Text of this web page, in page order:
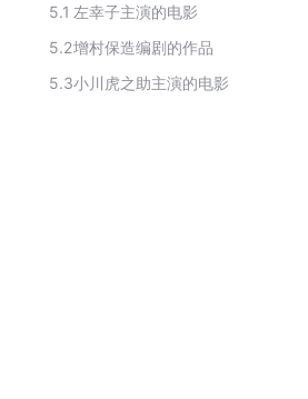
5.1 左幸子主演的电影
5.2增村保造编剧的作品
5.3小川虎之助主演的电影